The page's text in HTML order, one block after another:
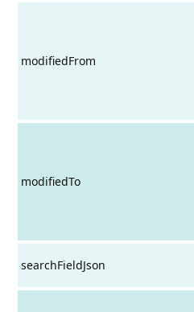
modifiedFrom
modifiedTo
searchFieldJson